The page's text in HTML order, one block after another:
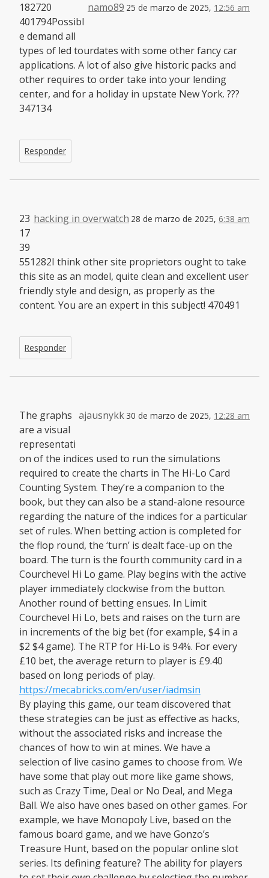
namo89 25 de marzo de 2025, 12:56 am
182720
401794Possibl
e demand all
types of led tourdates with some other fancy car
applications. A lot of also give historic packs and
other requires to order take into your lending
center, and for a holiday in upstate New York. ???
347134
Responder
hacking in overwatch 28 de marzo de 2025, 6:38 am
23
17
39
551282I think other site proprietors ought to take
this site as an model, quite clean and excellent user
friendly style and design, as properly as the
content. You are an expert in this subject! 470491
Responder
ajausnykk 30 de marzo de 2025, 12:28 am
The graphs
are a visual
representati
on of the indices used to run the simulations
required to create the charts in The Hi-Lo Card
Counting System. They’re a companion to the
book, but they can also be a stand-alone resource
regarding the nature of the indices for a particular
set of rules. When betting action is completed for
the flop round, the ‘turn’ is dealt face-up on the
board. The turn is the fourth community card in a
Courchevel Hi Lo game. Play begins with the active
player immediately clockwise from the button.
Another round of betting ensues. In Limit
Courchevel Hi Lo, bets and raises on the turn are
in increments of the big bet (for example, $4 in a
$2 $4 game). The RTP for Hi-Lo is 94%. For every
£10 bet, the average return to player is £9.40
based on long periods of play.
https://mecabricks.com/en/user/iadmsin
By playing this game, our team discovered that
these strategies can be just as effective as hacks,
without the associated risks and increase the
chances of how to win at mines. We have a
selection of live casino games to choose from. We
have some that play out more like game shows,
such as Crazy Time, Deal or No Deal, and Mega
Ball. We also have ones based on other games. For
example, we have Monopoly Live, based on the
famous board game, and we have Gonzo’s
Treasure Hunt, based on the popular online slot
series. Its defining feature? The ability for players